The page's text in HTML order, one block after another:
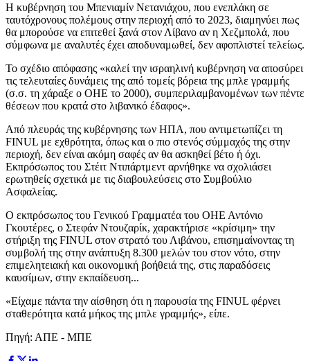
Η κυβέρνηση του Μπενιαμίν Νετανιάχου, που ενεπλάκη σε
ταυτόχρονους πολέμους στην περιοχή από το 2023, διαμηνύει πως
θα μπορούσε να επιτεθεί ξανά στον Λίβανο αν η Χεζμπολά, που
σύμφωνα με αναλυτές έχει αποδυναμωθεί, δεν αφοπλιστεί τελείως.
Το σχέδιο απόφασης «καλεί την ισραηλινή κυβέρνηση να αποσύρει
τις τελευταίες δυνάμεις της από τομείς βόρεια της μπλε γραμμής
(σ.σ. τη χάραξε ο ΟΗΕ το 2000), συμπεριλαμβανομένων των πέντε
θέσεων που κρατά στο λιβανικό έδαφος».
Από πλευράς της κυβέρνησης των ΗΠΑ, που αντιμετωπίζει τη
FINUL με εχθρότητα, όπως και ο πιο στενός σύμμαχός της στην
περιοχή, δεν είναι ακόμη σαφές αν θα ασκηθεί βέτο ή όχι.
Εκπρόσωπος του Στέιτ Ντιπάρτμεντ αρνήθηκε να σχολιάσει
ερωτηθείς σχετικά με τις διαβουλεύσεις στο Συμβούλιο
Ασφαλείας.
Ο εκπρόσωπος του Γενικού Γραμματέα του ΟΗΕ Αντόνιο
Γκουτέρες, ο Στεφάν Ντουζαρίκ, χαρακτήρισε «κρίσιμη» την
στήριξη της FINUL στον στρατό του Λιβάνου, επισημαίνοντας τη
συμβολή της στην ανάπτυξη 8.300 μελών του στον νότο, στην
επιμελητειακή και οικονομική βοήθειά της, στις παραδόσεις
καυσίμων, στην εκπαίδευση...
«Είχαμε πάντα την αίσθηση ότι η παρουσία της FINUL φέρνει
σταθερότητα κατά μήκος της μπλε γραμμής», είπε.
Πηγή: ΑΠΕ - ΜΠΕ